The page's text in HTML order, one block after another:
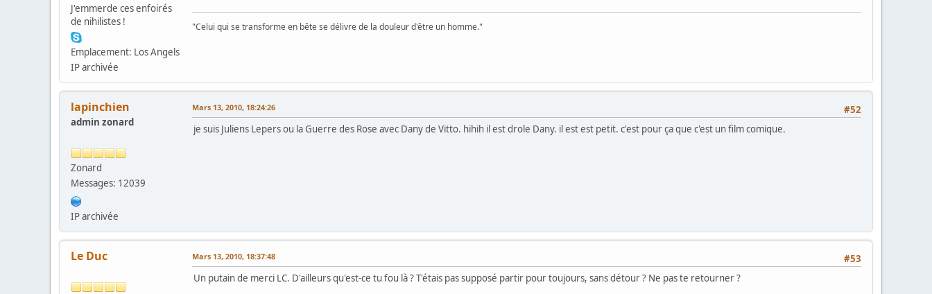
J'emmerde ces enfoirés
de nihilistes !
Emplacement: Los Angels
IP archivée
"Celui qui se transforme en bête se délivre de la douleur d'être un homme."
lapinchien
admin zonard
Zonard
Messages: 12039
IP archivée
#52
Mars 13, 2010, 18:24:26
je suis Juliens Lepers ou la Guerre des Rose avec Dany de Vitto. hihih il est drole Dany. il est est petit. c'est pour ça que c'est un film comique.
Le Duc #53
Mars 13, 2010, 18:37:48
Un putain de merci LC. D'ailleurs qu'est-ce tu fou là ? T'étais pas supposé partir pour toujours, sans détour ? Ne pas te retourner ?